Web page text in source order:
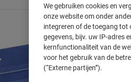
We gebruiken cookies en
onze website om onder
integreren of de toegang tot
gegevens, bijv. uw IP-adres
kernfunctionaliteit van de
voor het gebruik van de
(“Externe partijen”).